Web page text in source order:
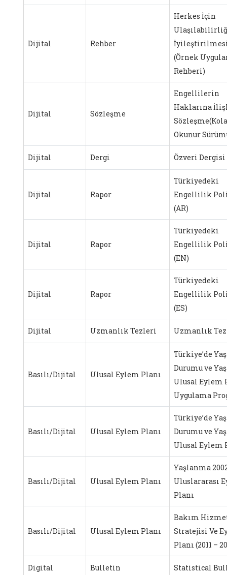
Dijital Rehber
Herkes İçin
(Örnek
Rehberi)
Dijital Sözleşme
Engellilerin
Haklarına
Okunur
Dijital Dergi Özveri Dergisi
Dijital Rapor
Türkiyedeki
Engellilik
(AR)
Dijital Rapor
Türkiyedeki
Engellilik
(EN)
Dijital Rapor
Türkiyedeki
Engellilik
(ES)
Dijital Uzmanlık Tezleri Uzmanlık
Basılı/Dijital Ulusal Eylem Planı
Türkiye’de
Durumu ve
Ulusal Eylem
Uygulama
Basılı/Dijital Ulusal Eylem Planı
Türkiye’de
Durumu ve
Ulusal Eylem
Basılı/Dijital Ulusal Eylem Planı
Yaşlanma
Uluslararası
Planı
Basılı/Dijital Ulusal Eylem Planı
Bakım
Stratejisi Ve
Planı (2011 –
Digital Bulletin Statistical